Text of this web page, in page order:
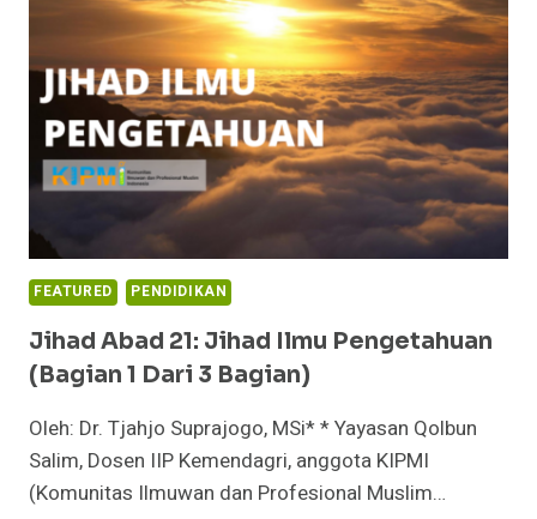
FEATURED PENDIDIKAN
Jihad Abad 21: Jihad Ilmu Pengetahuan
(Bagian 1 Dari 3 Bagian)
Oleh: Dr. Tjahjo Suprajogo, MSi* * Yayasan Qolbun
Salim, Dosen IIP Kemendagri, anggota KIPMI
(Komunitas Ilmuwan dan Profesional Muslim…